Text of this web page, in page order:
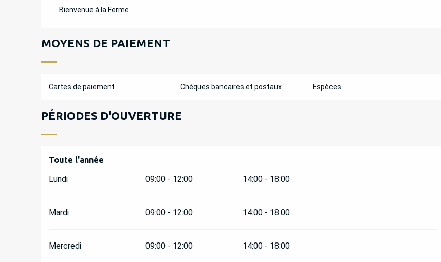
Bienvenue à la Ferme
MOYENS DE PAIEMENT
Cartes de paiement Chèques bancaires et postaux Espèces
PÉRIODES D'OUVERTURE
Toute l'année
Toute l'année
Lundi 09:00 - 12:00 14:00 - 18:00
Mardi 09:00 - 12:00 14:00 - 18:00
Mercredi 09:00 - 12:00 14:00 - 18:00